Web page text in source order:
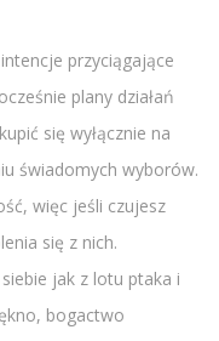
przyciągające
plany działań
się wyłącznie na
świadomych wyborów.
więc jeśli czujesz
się z nich.
jak z lotu ptaka i
bogactwo